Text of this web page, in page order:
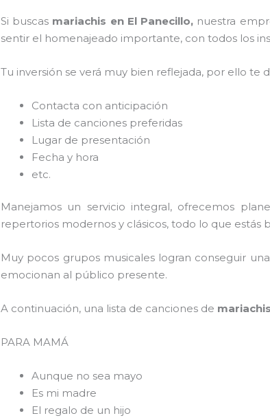
Si buscas mariachis en El Panecillo, nuestra
sentir el homenajeado importante, con todos los
Tu inversión se verá muy bien reflejada, por ello te
Contacta con anticipación
Lista de canciones preferidas
Lugar de presentación
Fecha y hora
etc.
Manejamos un servicio integral, ofrecemos
repertorios modernos y clásicos, todo lo que estás
Muy pocos grupos musicales logran conseguir
emocionan al público presente.
A continuación, una lista de canciones de
PARA
Aunque no sea mayo
Es mi madre
El regalo de un hijo